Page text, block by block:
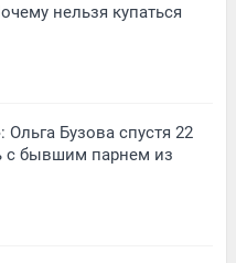
нельзя купаться
Бузова спустя 22
с бывшим парнем из